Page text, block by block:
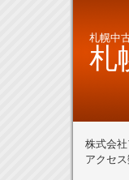
札幌中
札
株式会
アクセ